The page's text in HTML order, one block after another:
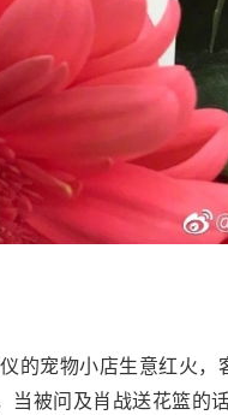
的宠物小店生意红火，
当被问及肖战送花篮的